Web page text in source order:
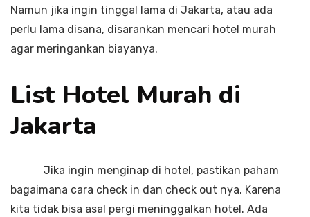
Namun jika ingin tinggal lama di Jakarta, atau ada
perlu lama disana, disarankan mencari hotel murah
agar meringankan biayanya.
List Hotel Murah di
Jakarta
Jika ingin menginap di hotel, pastikan paham
bagaimana cara check in dan check out nya. Karena
kita tidak bisa asal pergi meninggalkan hotel. Ada